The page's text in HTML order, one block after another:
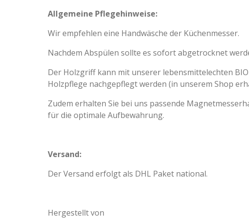
Allgemeine Pflegehinweise:
Wir empfehlen eine Handwäsche der Küchenmesser.
Nachdem Abspülen sollte es sofort abgetrocknet
Der Holzgriff kann mit unserer lebensmittelechten BIO
Holzpflege nachgepflegt werden (in unserem Shop
Zudem erhalten Sie bei uns passende
für die optimale Aufbewahrung.
Versand:
Der Versand erfolgt als DHL Paket national.
Hergestellt von